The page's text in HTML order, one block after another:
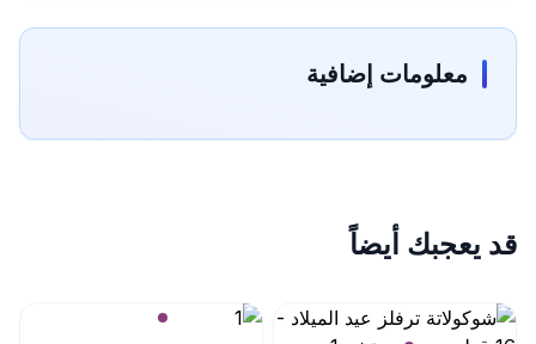
معلومات إضافية
قد يعجبك أيضاً